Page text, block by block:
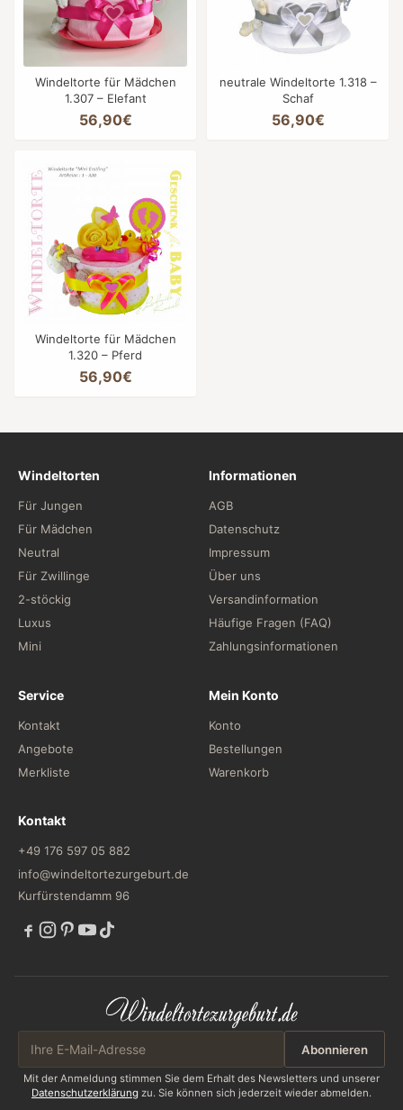
Windeltorte für Mädchen
1.307 – Elefant
56,90€
neutrale Windeltorte 1.318 –
Schaf
56,90€
Windeltorte für Mädchen
1.320 – Pferd
56,90€
Windeltorten
Für Jungen
Für Mädchen
Neutral
Für Zwillinge
2-stöckig
Luxus
Mini
Informationen
AGB
Datenschutz
Impressum
Über uns
Versandinformation
Häufige Fragen (FAQ)
Zahlungsinformationen
Service
Kontakt
Angebote
Merkliste
Mein Konto
Konto
Bestellungen
Warenkorb
Kontakt
+49 176 597 05 882
info@windeltortezurgeburt.de
Kurfürstendamm 96
Abonnieren
Mit der Anmeldung stimmen Sie dem Erhalt des Newsletters und unserer
Datenschutzerklärung zu. Sie können sich jederzeit wieder abmelden.